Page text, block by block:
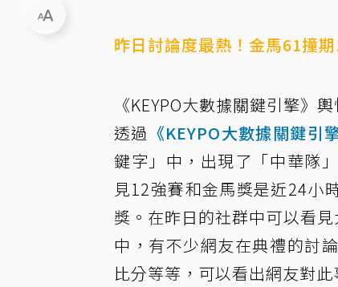
昨日討論度最熱！金馬61撞
《KEYPO大數據關鍵引擎》
透過 《KEYPO大數據關鍵引
鍵字」中，出現了「中華隊
見12強賽和金馬獎是近24小
獎。在昨日的社群中可以看
中，有不少網友在典禮的討
比分等等，可以看出網友對此